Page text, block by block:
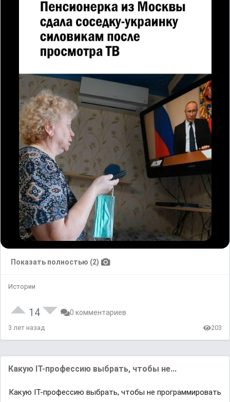
Показать полностью (2)
Истории
14 0 комментариев
3 лет назад 203
Какую IT-профессию выбрать, чтобы не...
Какую IT-профессию выбрать, чтобы не программировать